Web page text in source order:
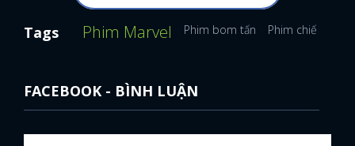
Tags Phim Marvel Phim bom tấn Phim chiếu rạp
FACEBOOK - BÌNH LUẬN